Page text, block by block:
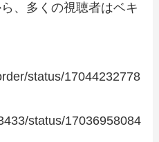
、多くの視聴者はベキ
status/17044232778
status/17036958084